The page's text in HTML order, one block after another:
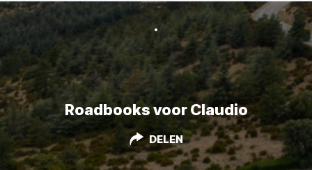
Roadbooks voor Claudio
DELEN